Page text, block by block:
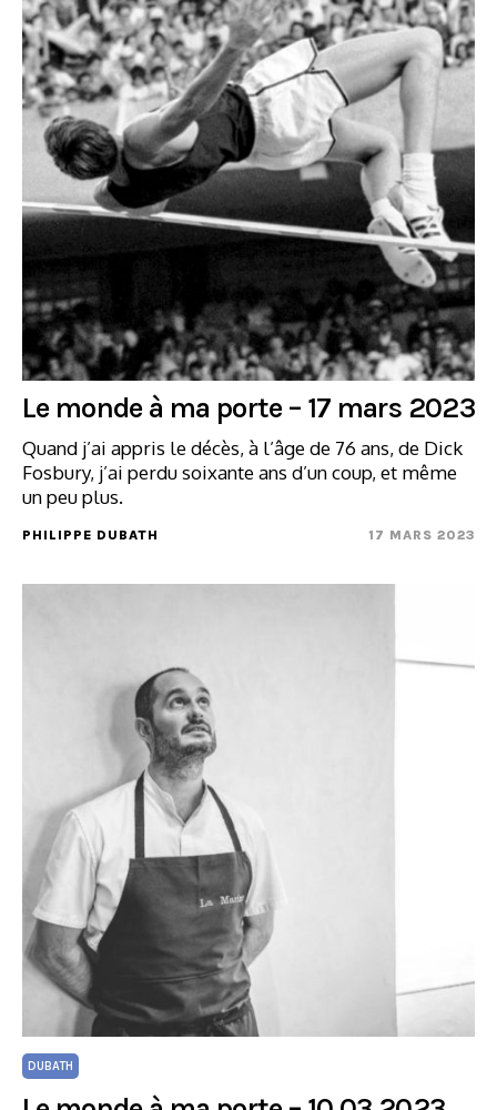
Le monde à ma porte – 17 mars 2023
Quand j’ai appris le décès, à l’âge de 76 ans, de Dick
Fosbury, j’ai perdu soixante ans d’un coup, et même
un peu plus.
PHILIPPE DUBATH 17 MARS 2023
DUBATH